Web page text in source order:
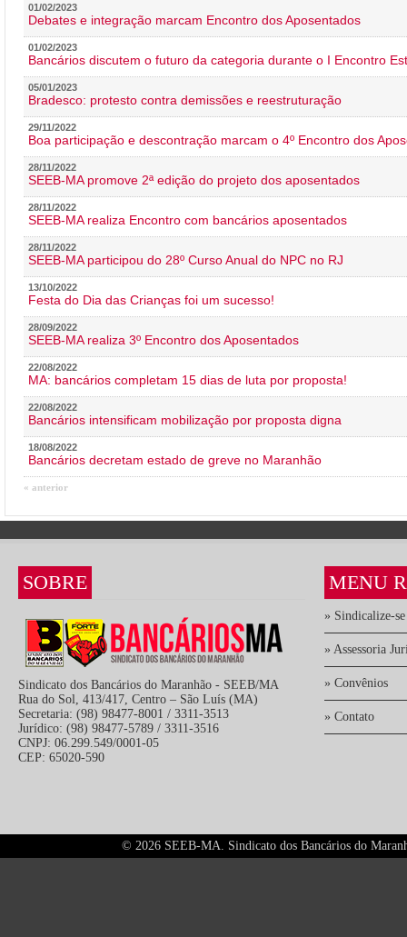
01/02/2023
Debates e integração marcam Encontro dos Aposentados
01/02/2023
Bancários discutem o futuro da categoria durante o I Encontro
05/01/2023
Bradesco: protesto contra demissões e reestruturação
29/11/2022
Boa participação e descontração marcam o 4º Encontro dos
28/11/2022
SEEB-MA promove 2ª edição do projeto dos aposentados
28/11/2022
SEEB-MA realiza Encontro com bancários aposentados
28/11/2022
SEEB-MA participou do 28º Curso Anual do NPC no RJ
13/10/2022
Festa do Dia das Crianças foi um sucesso!
28/09/2022
SEEB-MA realiza 3º Encontro dos Aposentados
22/08/2022
MA: bancários completam 15 dias de luta por proposta!
22/08/2022
Bancários intensificam mobilização por proposta digna
18/08/2022
Bancários decretam estado de greve no Maranhão
« anterior
SOBRE
Sindicato dos Bancários do Maranhão - SEEB/MA
Rua do Sol, 413/417, Centro – São Luís (MA)
Secretaria: (98) 98477-8001 / 3311-3513
Jurídico: (98) 98477-5789 / 3311-3516
CNPJ: 06.299.549/0001-05
CEP: 65020-590
MENU
» Sindicalize-se
» Assessoria
» Convênios
» Contato
© 2026 SEEB-MA. Sindicato dos Bancários do